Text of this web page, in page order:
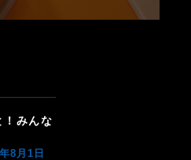
！みんな
8月1日